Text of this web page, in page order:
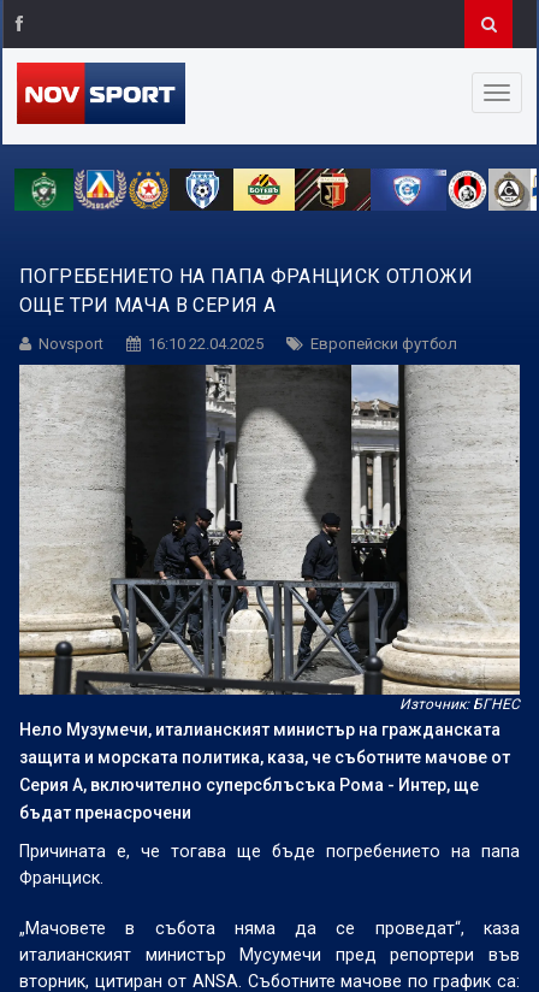
ПОГРЕБЕНИЕТО НА ПАПА ФРАНЦИСК ОТЛОЖИ
ОЩЕ ТРИ МАЧА В СЕРИЯ А
Novsport 16:10 22.04.2025 Европейски футбол
Източник: БГНЕС
Нело Музумечи, италианският министър на гражданската
защита и морската политика, каза, че съботните мачове от
Серия А, включително суперсблъсъка Рома - Интер, ще
бъдат пренасрочени
Причината е, че тогава ще бъде погребението на папа
Франциск.
„Мачовете в събота няма да се проведат“, каза
италианският министър Мусумечи пред репортери във
вторник, цитиран от ANSA. Съботните мачове по график са: